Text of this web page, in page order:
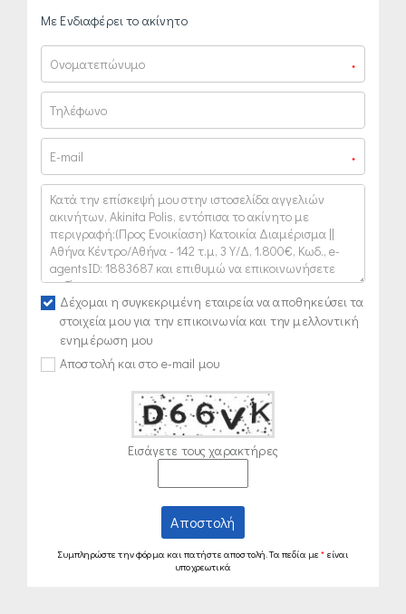
Με Ενδιαφέρει το ακίνητο
*
*
Δέχομαι η συγκεκριμένη εταιρεία να αποθηκεύσει τα
στοιχεία μου για την επικοινωνία και την μελλοντική
ενημέρωση μου
Αποστολή και στο e-mail μου
Εισάγετε τους χαρακτήρες
Αποστολή
Συμπληρώστε την φόρμα και πατήστε αποστολή. Τα πεδία με* είναι
υποχρεωτικά